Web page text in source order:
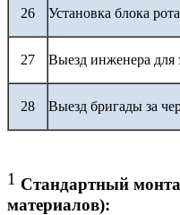
26 Установка блока
27 Выезд инженера для
28 Выезд бригады за
1 Стандартный
материалов):